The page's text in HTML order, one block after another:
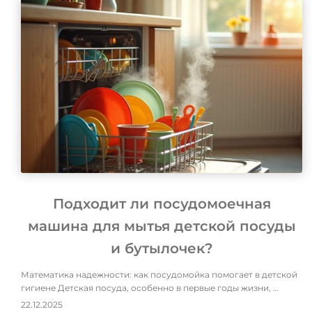
Подходит ли посудомоечная
машина для мытья детской посуды
и бутылочек?
Математика надежности: как посудомойка помогает в детской
гигиене Детская посуда, особенно в первые годы жизни, …
22.12.2025